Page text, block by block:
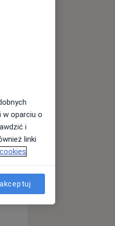
Wt,
11 Sie
w oparciu o
i
linki